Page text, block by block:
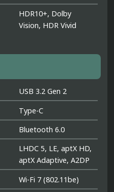
HDR10+, Dolby
Vision, HDR Vivid
USB 3.2 Gen 2
Type-C
Bluetooth 6.0
LHDC 5, LE, aptX HD,
aptX Adaptive, A2DP
Wi-Fi 7 (802.11be)